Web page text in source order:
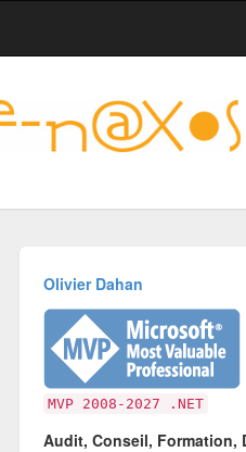
Olivier Dahan
MVP 2008-2027 .NET
Audit, Conseil, Formation,